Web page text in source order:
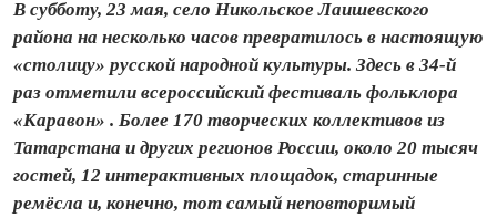
В субботу, 23 мая, село Никольское Лаишевского
района на несколько часов превратилось в настоящую
«столицу» русской народной культуры. Здесь в 34-й
раз отметили всероссийский фестиваль фольклора
«Каравон» . Более 170 творческих коллективов из
Татарстана и других регионов России, около 20 тысяч
гостей, 12 интерактивных площадок, старинные
ремёсла и, конечно, тот самый неповторимый